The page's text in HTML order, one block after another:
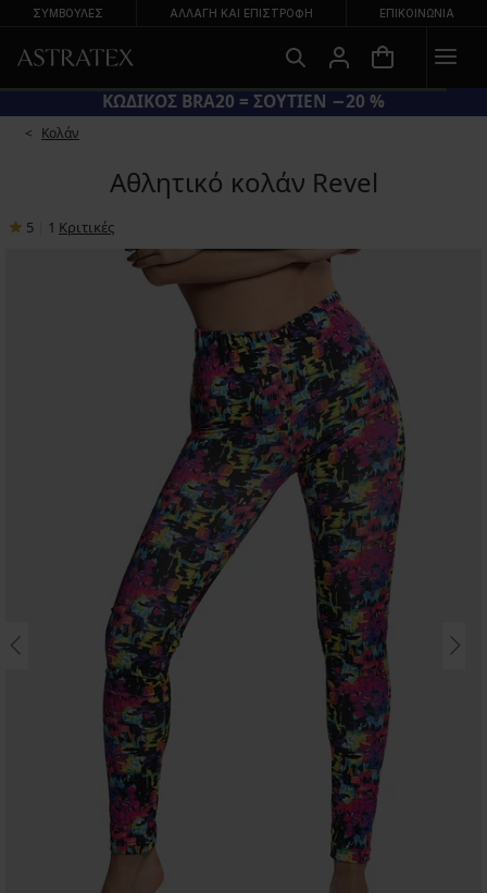
ΣΥΜΒΟΥΛΕΣ ΑΛΛΑΓΉ ΚΑΙ ΕΠΙΣΤΡΟΦΉ ΕΠΙΚΟΙΝΩΝΊΑ
ΚΩΔΙΚΟΣ BRA20 = ΣΟΥΤΙΕΝ −20 %
Κολάν
Αθλητικό κολάν Revel
5 1 Κριτικές